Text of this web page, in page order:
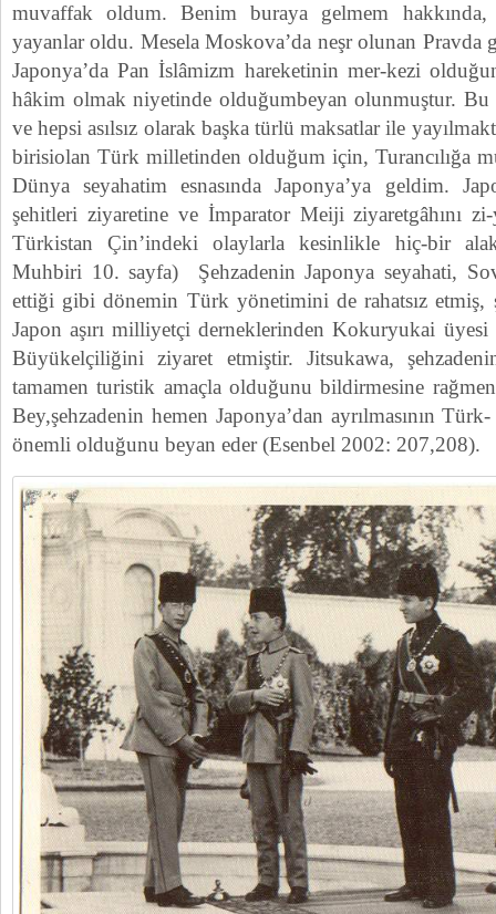
muvaffak oldum. Benim buraya gelmem hakkında,
yayanlar oldu. Mesela Moskova’da neşr olunan Pravda
Japonya’da Pan İslâmizm hareketinin mer-kezi
hâkim olmak niyetinde olduğumbeyan olunmuştur. Bu
ve hepsi asılsız olarak başka türlü maksatlar ile
birisiolan Türk milletinden olduğum için, Turancılığa
Dünya seyahatim esnasında Japonya’ya geldim.
şehitleri ziyaretine ve İmparator Meiji ziyaretgâhını
Türkistan Çin’indeki olaylarla kesinlikle hiç-bir
Muhbiri 10. sayfa) Şehzadenin Japonya seyahati,
ettiği gibi dönemin Türk yönetimini de rahatsız etmiş,
Japon aşırı milliyetçi derneklerinden Kokuryukai
Büyükelçiliğini ziyaret etmiştir. Jitsukawa,
tamamen turistik amaçla olduğunu bildirmesine
Bey,şehzadenin hemen Japonya’dan ayrılmasının
önemli olduğunu beyan eder (Esenbel 2002: 207,208).